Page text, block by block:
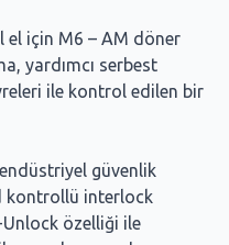
el için M6 – AM döner
yardımcı serbest
ile kontrol edilen bir
güvenlik
kontrollü interlock
özelliği ile